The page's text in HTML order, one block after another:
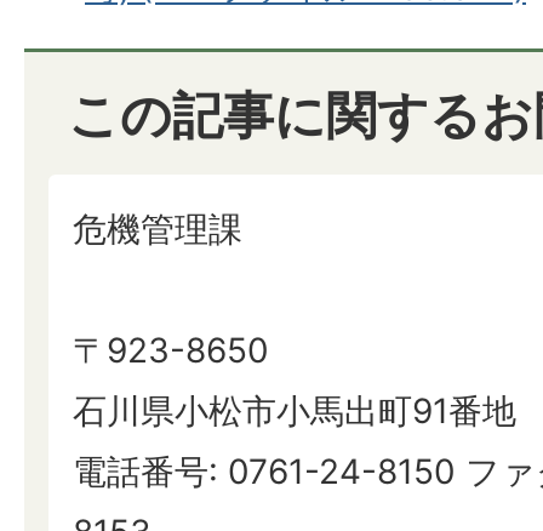
この記事に関する
危機管理課
〒923-8650
石川県小松市小馬出町91番地
電話番号: 0761-24-8150 フ